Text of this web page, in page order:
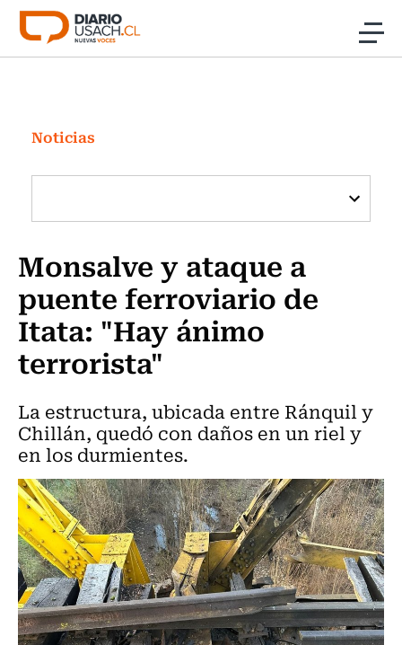
Click acá para ir directamente al contenido
Investigación
Cultura
Programas Radio y TV Usach
Noticias
Monsalve y ataque a
puente ferroviario de
Itata: "Hay ánimo
terrorista"
La estructura, ubicada entre Ránquil y
Chillán, quedó con daños en un riel y
en los durmientes.